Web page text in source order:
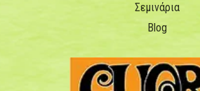
Σεμινάρια
Blog